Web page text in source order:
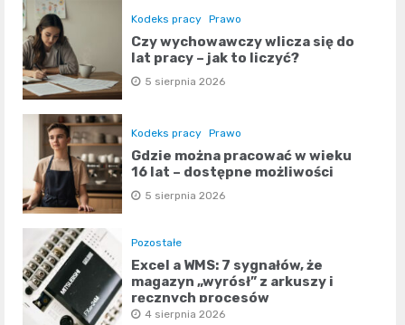
Kodeks pracy Prawo
Czy wychowawczy wlicza się do
lat pracy – jak to liczyć?
5 sierpnia 2026
Kodeks pracy Prawo
Gdzie można pracować w wieku
16 lat – dostępne możliwości
5 sierpnia 2026
Pozostałe
Excel a WMS: 7 sygnałów, że
magazyn „wyrósł” z arkuszy i
ręcznych procesów
4 sierpnia 2026